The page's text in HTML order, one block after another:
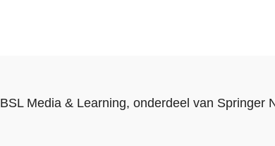
BSL Media & Learning, onderdeel van Springer